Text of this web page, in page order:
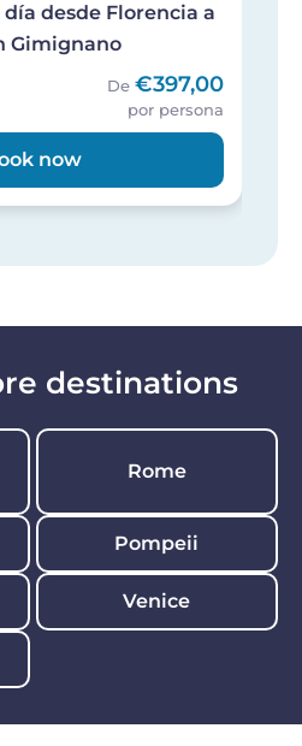
desde Florencia a
Gimignano
De €397,00
por persona
now
destinations
Rome
Pompeii
Venice